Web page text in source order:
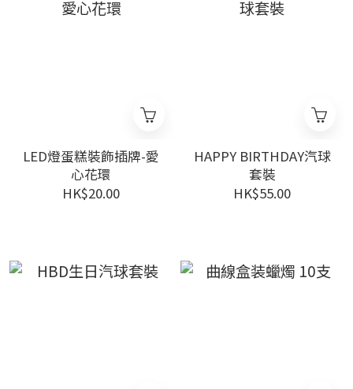
LED燈蛋糕裝飾插牌-愛
心花環
HK$20.00
HAPPY BIRTHDAY汽球
套裝
HK$55.00